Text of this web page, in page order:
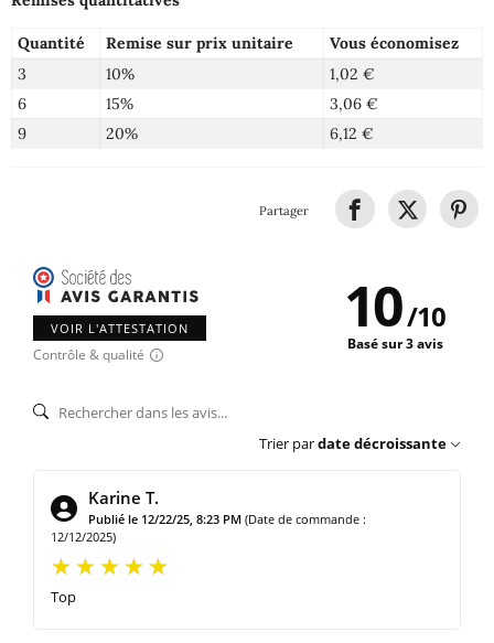
Quantité Remise sur prix unitaire
Vous économisez
3
10%
1,02 €
6
15%
3,06 €
9
20% 6,12 €
Partager
VOIR L'ATTESTATION
Contrôle & qualité
10/10
Basé sur 3 avis
Trier pardate décroissante
Karine T.
Publié le 12/22/25, 8:23 PM (Date de commande :
12/12/2025)
Top